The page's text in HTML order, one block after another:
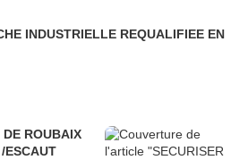
INDUSTRIELLE REQUALIFIEE EN
ROUBAIX
ESCAUT